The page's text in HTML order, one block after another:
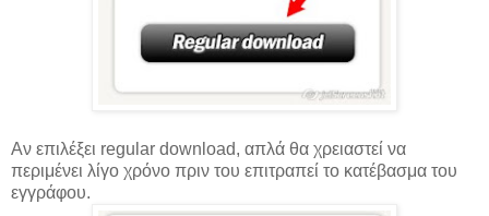
Αν επιλέξει regular download, απλά θα χρειαστεί να
περιμένει λίγο χρόνο πριν του επιτραπεί το κατέβασμα του
εγγράφου.